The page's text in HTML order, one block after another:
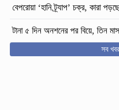
বেপরোয়া ‘হানি ট্র্যাপ’ চক্র, কারা
টানা ৫ দিন অনশনের পর বিয়ে, তিন
সব খবর